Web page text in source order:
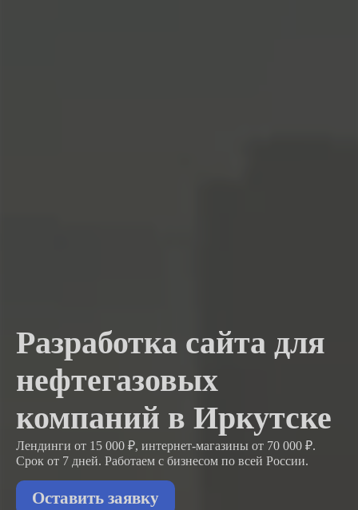
Разработка сайта для
нефтегазовых
компаний в Иркутске
Лендинги от 15 000 ₽, интернет-магазины от 70 000 ₽.
Срок от 7 дней. Работаем с бизнесом по всей России.
Оставить заявку